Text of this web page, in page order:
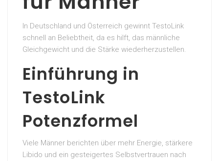
In Deutschland und Österreich gewinnt TestoLink
schnell an Beliebtheit, da es hilft, das männliche
Gleichgewicht und die Stärke wiederherzustellen.
Einführung in
TestoLink
Potenzformel
Viele Männer berichten über mehr Energie, stärkere
Libido und ein gesteigertes Selbstvertrauen nach